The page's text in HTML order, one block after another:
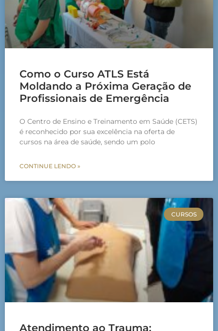
Como o Curso ATLS Está
Moldando a Próxima Geração de
Profissionais de Emergência
O Centro de Ensino e Treinamento em Saúde (CETS)
é reconhecido por sua excelência na oferta de
cursos na área de saúde, sendo um polo
CONTINUE LENDO »
CURSOS
Atendimento ao Trauma: